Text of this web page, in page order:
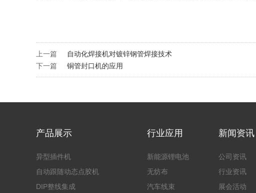
上一篇
自动化焊接机对镀锌钢管焊接技术
下一篇
铜管封口机的应用
产品展示
异型插件机
自动跟随动态点胶机
DIP整线集成
行业应用
新能源锂电池
无纺布
汽车线束
新闻资讯
公司资讯
行业资讯
展会活动